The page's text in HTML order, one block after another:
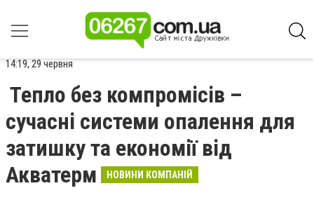
14:19, 29 червня
Тепло без компромісів –
сучасні системи опалення для
затишку та економії від
Акватерм
НОВИНИ КОМПАНІЙ